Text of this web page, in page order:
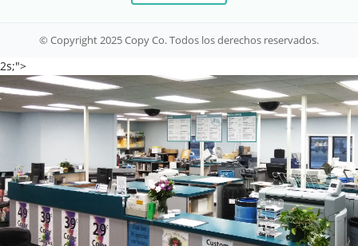
© Copyright 2025 Copy Co. Todos los derechos reservados.
2s;">